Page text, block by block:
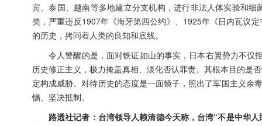
宾、泰国、越南等多地建立分支机构，进行非法人体实验和
类，严重违反1907年《海牙第四公约》、1925年《日内瓦议
的历史，拷问着人类的良知和底线。
令人警醒的是，面对铁证如山的事实，日本右翼势力不仅
历史修正主义，极力掩盖真相、淡化否认罪责。其根本目的是
定构成威胁。对待历史的态度是一面镜子，照出了军国主义余
惕、坚决抵制。
路透社记者：台湾领导人赖清德今天称，台湾“不是中华